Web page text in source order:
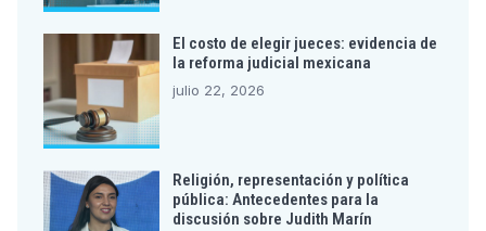
El costo de elegir jueces: evidencia de
la reforma judicial mexicana
julio 22, 2026
Religión, representación y política
pública: Antecedentes para la
discusión sobre Judith Marín